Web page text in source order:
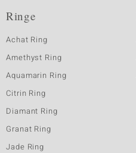
Ringe
Achat Ring
Amethyst Ring
Aquamarin Ring
Citrin Ring
Diamant Ring
Granat Ring
Jade Ring